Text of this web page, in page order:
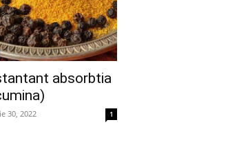
absorbtia
30, 2022 1